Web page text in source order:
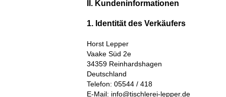
II. Kundeninformationen
1. Identität des Verkäufers
Horst Lepper
Vaake Süd 2e
34359 Reinhardshagen
Deutschland
Telefon: 05544 / 418
E-Mail: info@tischlerei-lepper.de